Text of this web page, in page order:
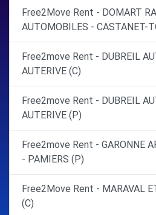
Free2Move Rent - DOMART
AUTOMOBILES - CASTANET-
Free2move Rent - DUBREIL
AUTERIVE (C)
Free2move Rent - DUBREIL
AUTERIVE (P)
Free2move Rent - GARONNE
- PAMIERS (P)
Free2Move Rent - MARAVAL
(C)